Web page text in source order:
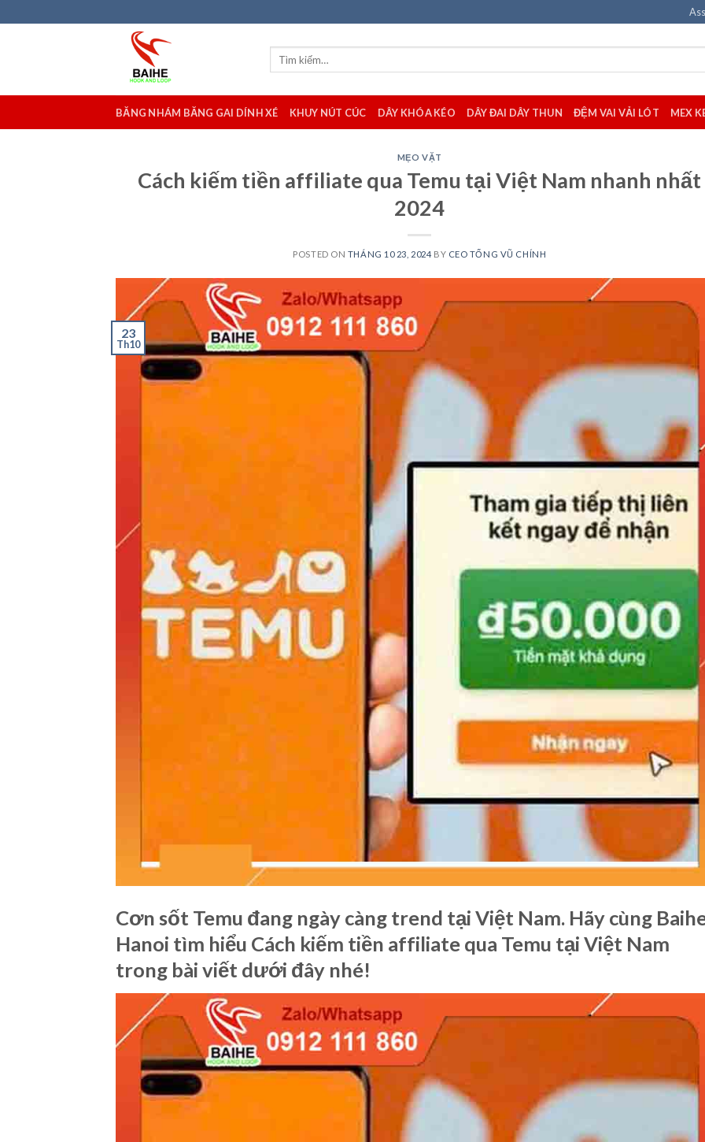
to
BĂNG NHÁM BĂNG GAI DÍNH XÉ KHUY NÚT CÚC DÂY KHÓA KÉO DÂY ĐAI DÂY THUN ĐỆM VAI VẢI LÓT MEX
MẸO VẶT
Cách kiếm tiền affiliate qua Temu tại Việt Nam nhanh nhất
2024
POSTED ON THÁNG 10 23, 2024 BY CEO TỐNG VŨ CHÍNH
23
Th10
Cơn sốt Temu đang ngày càng trend tại Việt Nam. Hãy cùng
Hanoi tìm hiểu Cách kiếm tiền affiliate qua Temu tại Việt Nam
trong bài viết dưới đây nhé!